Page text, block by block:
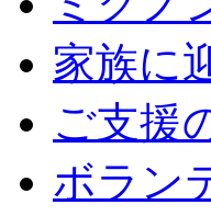
家族に
ご支援
ボラン